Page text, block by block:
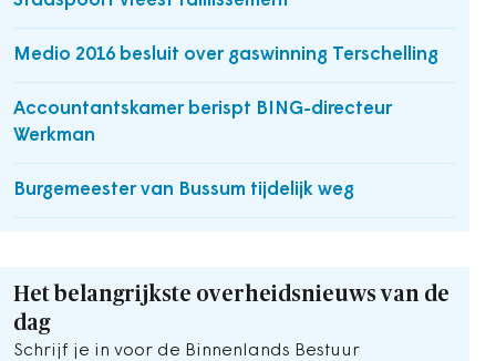
Medio 2016 besluit over gaswinning Terschelling
Accountantskamer berispt BING-directeur
Werkman
Burgemeester van Bussum tijdelijk weg
Het belangrijkste overheidsnieuws van de
dag
Schrijf je in voor de Binnenlands Bestuur